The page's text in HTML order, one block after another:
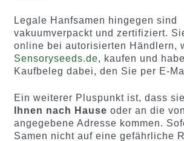
Legale Hanfsamen hingegen sind
vakuumverpackt und zertifiziert.
online bei autorisierten Händlern,
Sensoryseeds.de, kaufen und
Kaufbeleg dabei, den Sie per E-
Ein weiterer Pluspunkt ist, dass sie
Ihnen nach Hause oder an die
angegebene Adresse kommen.
Samen nicht auf eine gefährliche